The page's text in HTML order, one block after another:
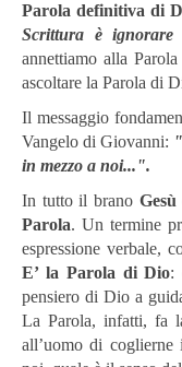
Parola definitiva di
Scrittura è ignorare
annettiamo alla
ascoltare la Parola di
Il messaggio
Vangelo di Giovanni:
in mezzo a noi...".
In tutto il brano
Parola. Un termine
espressione verbale,
E’ la Parola di Dio:
pensiero di Dio a
La Parola, infatti, fa
all’uomo di